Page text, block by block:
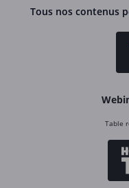
Tous nos contenus
Table